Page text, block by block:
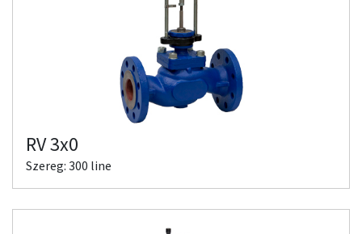
RV 3x0
Szereg: 300 line